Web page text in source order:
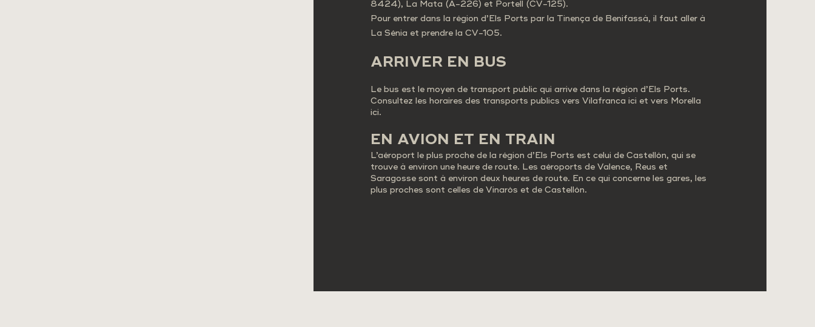
8424), La Mata (A-226) et Portell (CV-125).
Pour entrer dans la région d’Els Ports par la Tinença de Benifassà, il faut aller à
La Sénia et prendre la CV-105.
ARRIVER EN BUS
Le bus est le moyen de transport public qui arrive dans la région d’Els Ports.
Consultez les horaires des transports publics vers Vilafranca ici et vers Morella
ici.
EN AVION ET EN TRAIN
L’aéroport le plus proche de la région d’Els Ports est celui de Castellón, qui se
trouve à environ une heure de route. Les aéroports de Valence, Reus et
Saragosse sont à environ deux heures de route. En ce qui concerne les gares, les
plus proches sont celles de Vinaròs et de Castellón.